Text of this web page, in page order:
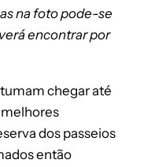
na foto pode-se
encontrar por
chegar até
melhores
dos passeios
então